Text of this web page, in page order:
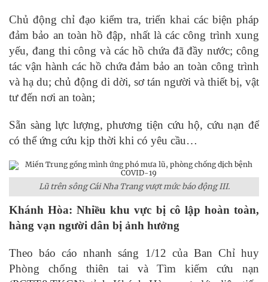
Chủ động chỉ đạo kiểm tra, triển khai các biện pháp
đảm bảo an toàn hồ đập, nhất là các công trình xung
yếu, đang thi công và các hồ chứa đã đầy nước; công
tác vận hành các hồ chứa đảm bảo an toàn công trình
và hạ du; chủ động di dời, sơ tán người và thiết bị, vật
tư đến nơi an toàn;
Sẵn sàng lực lượng, phương tiện cứu hộ, cứu nạn để
có thể ứng cứu kịp thời khi có yêu cầu…
Lũ trên sông Cái Nha Trang vượt mức báo động III.
Khánh Hòa: Nhiều khu vực bị cô lập hoàn toàn,
hàng vạn người dân bị ảnh hưởng
Theo báo cáo nhanh sáng 1/12 của Ban Chỉ huy
Phòng chống thiên tai và Tìm kiếm cứu nạn